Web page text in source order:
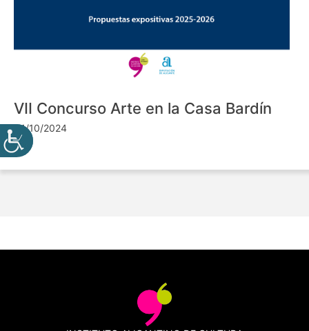
VII Concurso Arte en la Casa Bardín
24/10/2024